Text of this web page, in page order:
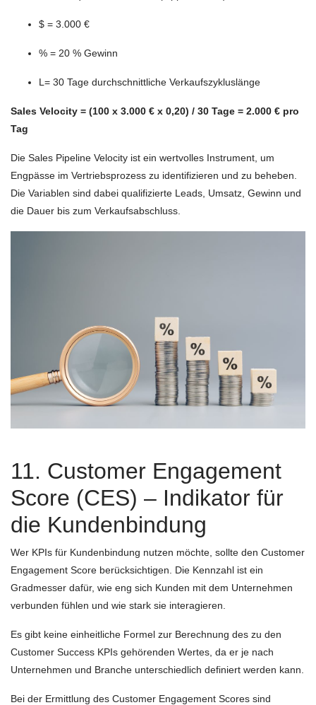
$ = 3.000 €
% = 20 % Gewinn
L= 30 Tage durchschnittliche Verkaufszykluslänge
Sales Velocity = (100 x 3.000 € x 0,20) / 30 Tage = 2.000 € pro
Tag
Die Sales Pipeline Velocity ist ein wertvolles Instrument, um
Engpässe im Vertriebsprozess zu identifizieren und zu beheben.
Die Variablen sind dabei qualifizierte Leads, Umsatz, Gewinn und
die Dauer bis zum Verkaufsabschluss.
11. Customer Engagement
Score (CES) – Indikator für
die Kundenbindung
Wer KPIs für Kundenbindung nutzen möchte, sollte den Customer
Engagement Score berücksichtigen. Die Kennzahl ist ein
Gradmesser dafür, wie eng sich Kunden mit dem Unternehmen
verbunden fühlen und wie stark sie interagieren.
Es gibt keine einheitliche Formel zur Berechnung des zu den
Customer Success KPIs gehörenden Wertes, da er je nach
Unternehmen und Branche unterschiedlich definiert werden kann.
Bei der Ermittlung des Customer Engagement Scores sind